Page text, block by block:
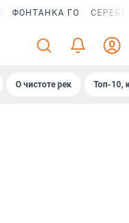
ФОНТАНКА ГО
О чистоте рек Топ-10,